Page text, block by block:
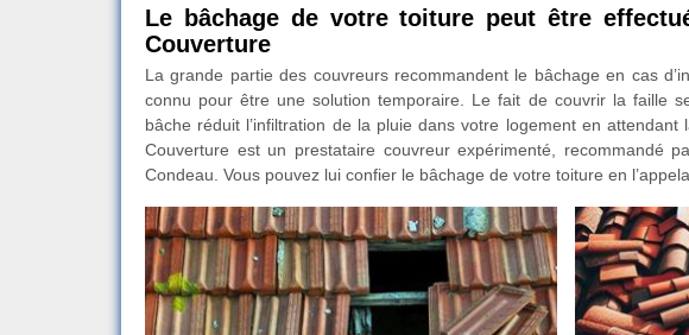
Le bâchage de votre toiture peut être
Couverture
La grande partie des couvreurs recommandent le bâchage en cas
connu pour être une solution temporaire. Le fait de couvrir la faille
bâche réduit l’infiltration de la pluie dans votre logement en
Couverture est un prestataire couvreur expérimenté, recommandé
Condeau. Vous pouvez lui confier le bâchage de votre toiture en